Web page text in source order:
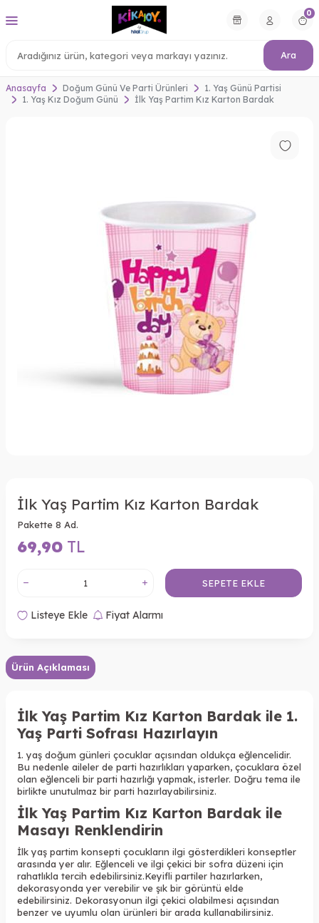
Ara
0
Anasayfa Doğum Günü Ve Parti Ürünleri
1. Yaş Günü Partisi
1. Yaş Kız Doğum Günü
İlk Yaş Partim Kız Karton Bardak
İlk Yaş Partim Kız Karton Bardak
Pakette 8 Ad.
69,90 TL
SEPETE EKLE
Listeye Ekle Fiyat Alarmı
Ürün Açıklaması
İlk Yaş Partim Kız Karton Bardak ile 1.
Yaş Parti Sofrası Hazırlayın
1. yaş doğum günleri çocuklar açısından oldukça eğlencelidir.
Bu nedenle aileler de parti hazırlıkları yaparken, çocuklara özel
olan eğlenceli bir parti hazırlığı yapmak, isterler. Doğru tema ile
birlikte unutulmaz bir parti hazırlayabilirsiniz.
İlk Yaş Partim Kız Karton Bardak ile
Masayı Renklendirin
İlk yaş partim konsepti çocukların ilgi gösterdikleri konseptler
arasında yer alır. Eğlenceli ve ilgi çekici bir sofra düzeni için
rahatlıkla tercih edebilirsiniz.Keyifli partiler hazırlarken,
dekorasyonda yer verebilir ve şık bir görüntü elde
edebilirsiniz. Dekorasyonun ilgi çekici olabilmesi açısından
benzer ve uyumlu olan ürünleri bir arada kullanabilirsiniz.